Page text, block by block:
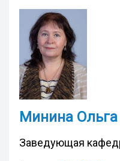
Минина Ольга
Заведующая